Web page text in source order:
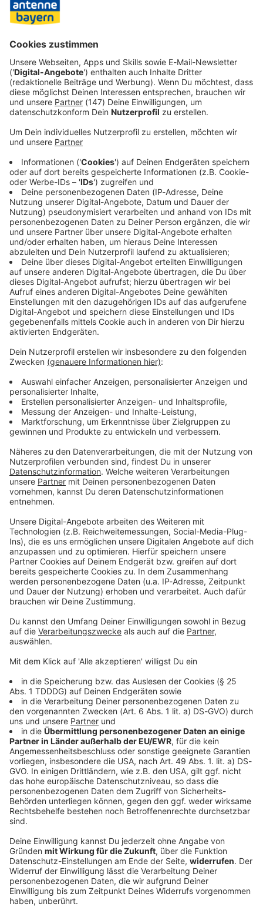
Immer auf dem Laufenden
bleiben!
Verpass' nichts mehr - mit unserem kostenlosen
ANTENNE BAYERN Newsletter. Ob Nachrichten,
Lifestyle oder unsere neuesten Aktionen - wir
informieren dich.
Zum Newsletter anmelden
Du möchtest uns etwas sagen?
Studio Hotline
Kontaktformular
Sprachnachricht
© dpa-infocom, dpa:260523-930-120370/1
Bayern
17-Jähriger fährt unter Alkohol gegen einen
Baum
Der junge Mann hätte eine Begleitperson gebraucht -
war aber allein im Auto. Der vorläufige Führerschein